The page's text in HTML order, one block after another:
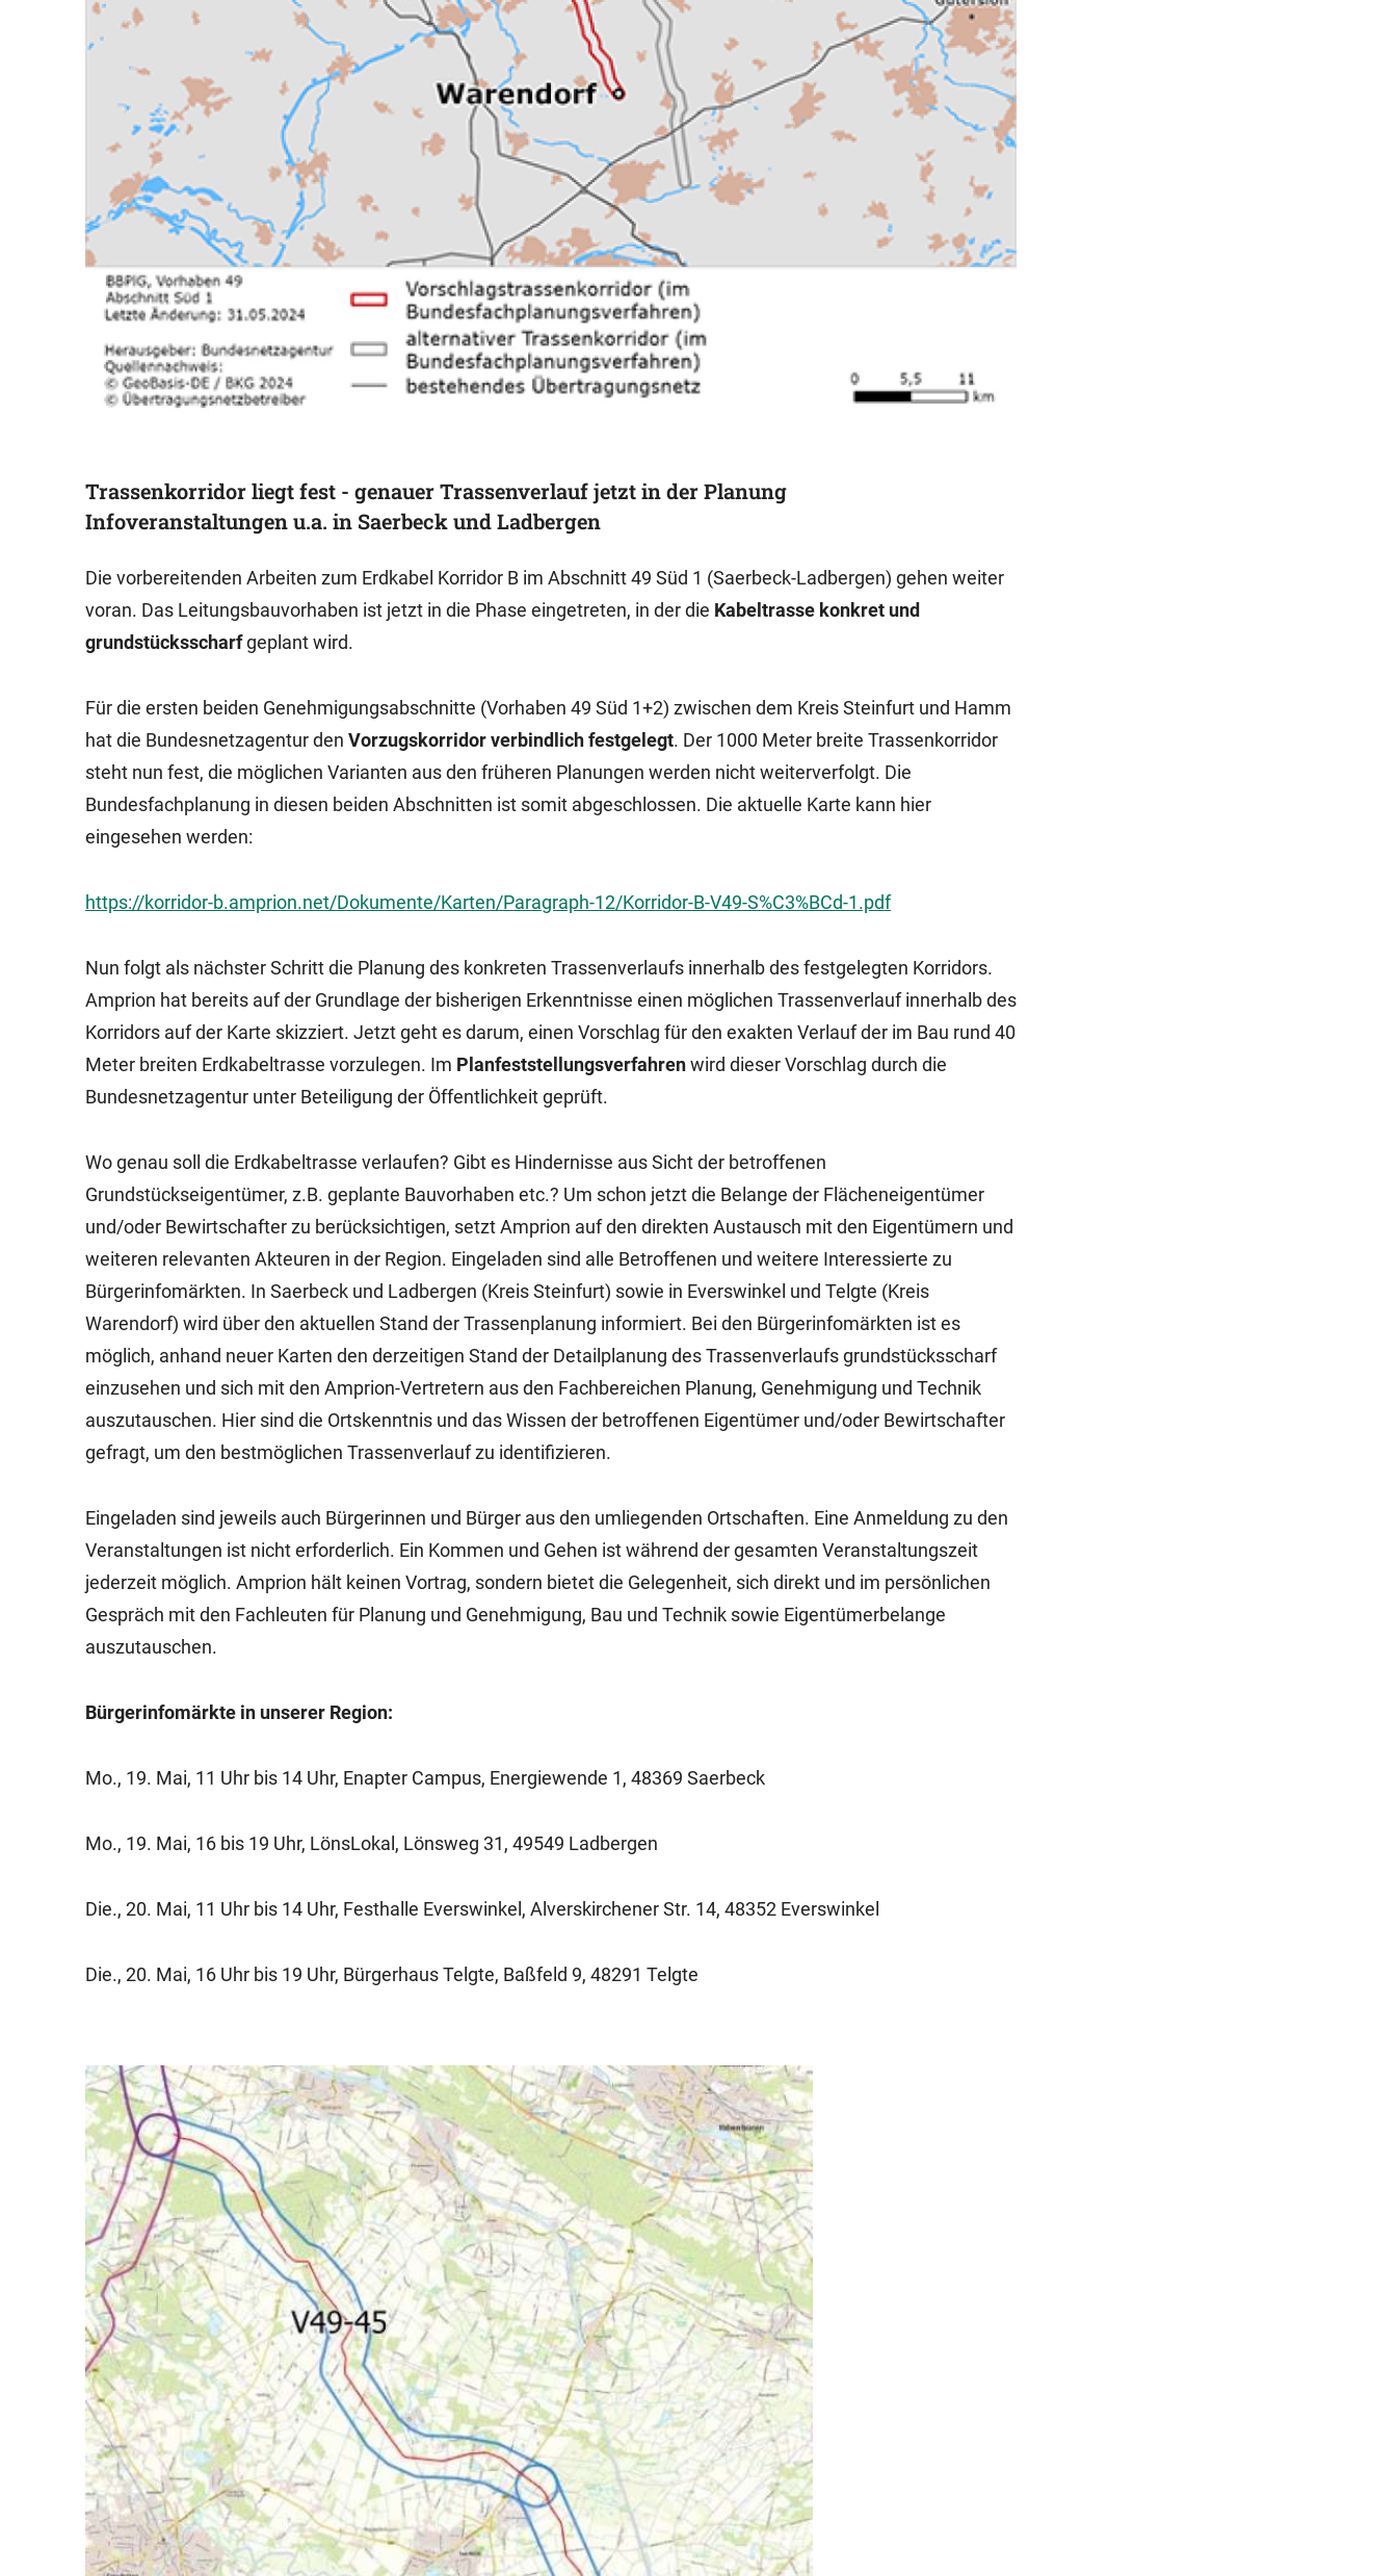
Trassenkorridor liegt fest - genauer Trassenverlauf jetzt in der Planung
Infoveranstaltungen u.a. in Saerbeck und Ladbergen
Die vorbereitenden Arbeiten zum Erdkabel Korridor B im Abschnitt 49 Süd 1 (Saerbeck-Ladbergen) gehen weiter
voran. Das Leitungsbauvorhaben ist jetzt in die Phase eingetreten, in der die Kabeltrasse konkret und
grundstücksscharfgeplant wird.
Für die ersten beiden Genehmigungsabschnitte (Vorhaben 49 Süd 1+2) zwischen dem Kreis Steinfurt und Hamm
hat die Bundesnetzagentur den Vorzugskorridor verbindlich festgelegt. Der 1000 Meter breite Trassenkorridor
steht nun fest, die möglichen Varianten aus den früheren Planungen werden nicht weiterverfolgt. Die
Bundesfachplanung in diesen beiden Abschnitten ist somit abgeschlossen. Die aktuelle Karte kann hier
eingesehen werden:
https://korridor-b.amprion.net/Dokumente/Karten/Paragraph-12/Korridor-B-V49-S%C3%BCd-1.pdf
Nun folgt als nächster Schritt die Planung des konkreten Trassenverlaufs innerhalb des festgelegten Korridors.
Amprion hat bereits auf der Grundlage der bisherigen Erkenntnisse einen möglichen Trassenverlauf innerhalb des
Korridors auf der Karte skizziert. Jetzt geht es darum, einen Vorschlag für den exakten Verlauf der im Bau rund 40
Meter breiten Erdkabeltrasse vorzulegen. Im Planfeststellungsverfahrenwird dieser Vorschlag durch die
Bundesnetzagentur unter Beteiligung der Öffentlichkeit geprüft.
Wo genau soll die Erdkabeltrasse verlaufen? Gibt es Hindernisse aus Sicht der betroffenen
Grundstückseigentümer, z.B. geplante Bauvorhaben etc.? Um schon jetzt die Belange der Flächeneigentümer
und/oder Bewirtschafter zu berücksichtigen, setzt Amprion auf den direkten Austausch mit den Eigentümern und
weiteren relevanten Akteuren in der Region. Eingeladen sind alle Betroffenen und weitere Interessierte zu
Bürgerinfomärkten. In Saerbeck und Ladbergen (Kreis Steinfurt) sowie in Everswinkel und Telgte (Kreis
Warendorf) wird über den aktuellen Stand der Trassenplanung informiert. Bei den Bürgerinfomärkten ist es
möglich, anhand neuer Karten den derzeitigen Stand der Detailplanung des Trassenverlaufs grundstücksscharf
einzusehen und sich mit den Amprion-Vertretern aus den Fachbereichen Planung, Genehmigung und Technik
auszutauschen. Hier sind die Ortskenntnis und das Wissen der betroffenen Eigentümer und/oder Bewirtschafter
gefragt, um den bestmöglichen Trassenverlauf zu identifizieren.
Eingeladen sind jeweils auch Bürgerinnen und Bürger aus den umliegenden Ortschaften. Eine Anmeldung zu den
Veranstaltungen ist nicht erforderlich. Ein Kommen und Gehen ist während der gesamten Veranstaltungszeit
jederzeit möglich. Amprion hält keinen Vortrag, sondern bietet die Gelegenheit, sich direkt und im persönlichen
Gespräch mit den Fachleuten für Planung und Genehmigung, Bau und Technik sowie Eigentümerbelange
auszutauschen.
Bürgerinfomärkte in unserer Region:
Mo., 19. Mai, 11 Uhr bis 14 Uhr, Enapter Campus, Energiewende 1, 48369 Saerbeck
Mo., 19. Mai, 16 bis 19 Uhr, LönsLokal, Lönsweg 31, 49549 Ladbergen
Die., 20. Mai, 11 Uhr bis 14 Uhr, Festhalle Everswinkel, Alverskirchener Str. 14, 48352 Everswinkel
Die., 20. Mai, 16 Uhr bis 19 Uhr, Bürgerhaus Telgte, Baßfeld 9, 48291 Telgte